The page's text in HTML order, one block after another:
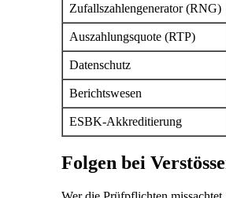
Zufallszahlengenerator (RNG)
Auszahlungsquote (RTP)
Datenschutz
Berichtswesen
ESBK-Akkreditierung
Folgen bei